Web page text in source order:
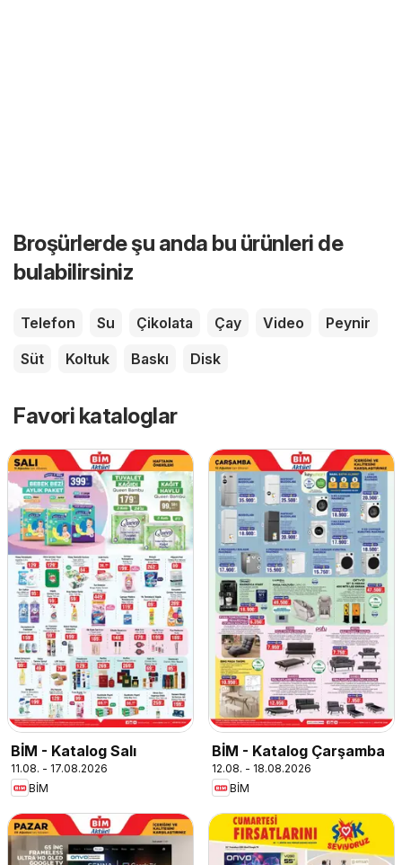
Broşürlerde şu anda bu ürünleri de
bulabilirsiniz
Telefon Su Çikolata Çay Video
Peynir
Süt
Koltuk Baskı Disk
Favori kataloglar
BİM - Katalog Salı
11.08. - 17.08.2026
BİM
BİM - Katalog Çarşamba
12.08. - 18.08.2026
BİM